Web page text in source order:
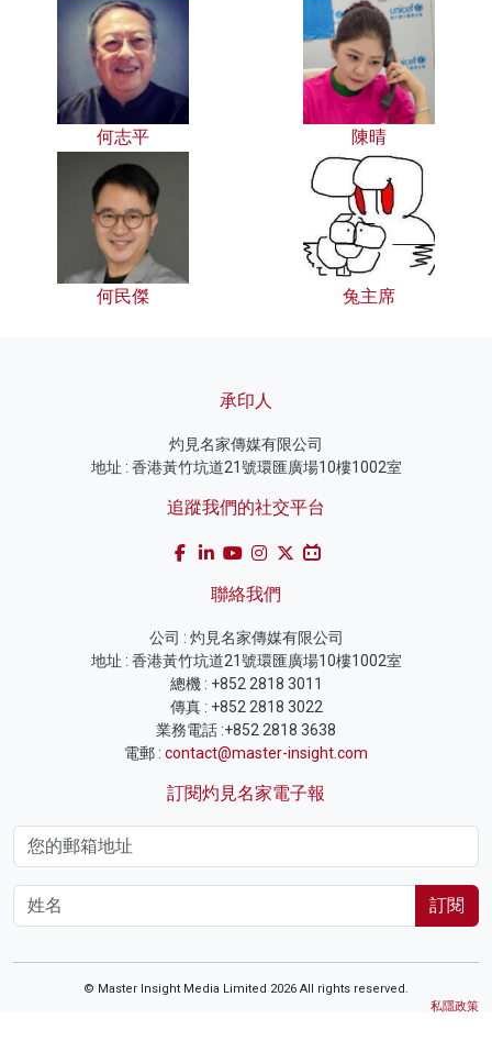
何志平 陳晴
何民傑 兔主席
承印人
灼見名家傳媒有限公司
地址 : 香港黃竹坑道21號環匯廣場10樓1002室
追蹤我們的社交平台
聯絡我們
公司 : 灼見名家傳媒有限公司
地址 : 香港黃竹坑道21號環匯廣場10樓1002室
總機 : +852 2818 3011
傳真 : +852 2818 3022
業務電話 :+852 2818 3638
電郵 : contact@master-insight.com
訂閱灼見名家電子報
訂閱
© Master Insight Media Limited 2026 All rights reserved.
私隱政策